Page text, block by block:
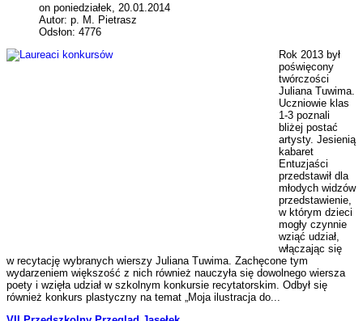
on poniedziałek, 20.01.2014
Autor: p. M. Pietrasz
Odsłon: 4776
Rok 2013 był
poświęcony
twórczości
Juliana Tuwima.
Uczniowie klas
1-3 poznali
bliżej postać
artysty. Jesienią
kabaret
Entuzjaści
przedstawił dla
młodych widzów
przedstawienie,
w którym dzieci
mogły czynnie
wziąć udział,
włączając się
w recytację wybranych wierszy Juliana Tuwima. Zachęcone tym
wydarzeniem większość z nich również nauczyła się dowolnego wiersza
poety i wzięła udział w szkolnym konkursie recytatorskim. Odbył się
również konkurs plastyczny na temat „Moja ilustracja do...